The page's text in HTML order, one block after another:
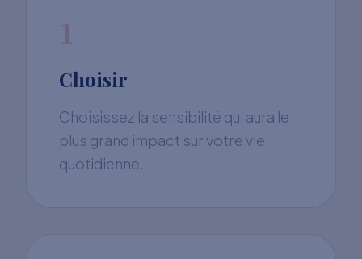
1
Choisir
Choisissez la sensibilité qui aura le
plus grand impact sur votre vie
quotidienne.